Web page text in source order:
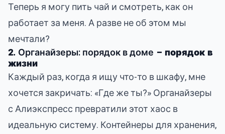
Теперь я могу пить чай и смотреть, как он
работает за меня. А разве не об этом мы
мечтали?
2. Органайзеры: порядок в доме – порядок в
жизни
Каждый раз, когда я ищу что-то в шкафу, мне
хочется закричать: «Где же ты?» Органайзеры
с Алиэкспресс превратили этот хаос в
идеальную систему. Контейнеры для хранения,